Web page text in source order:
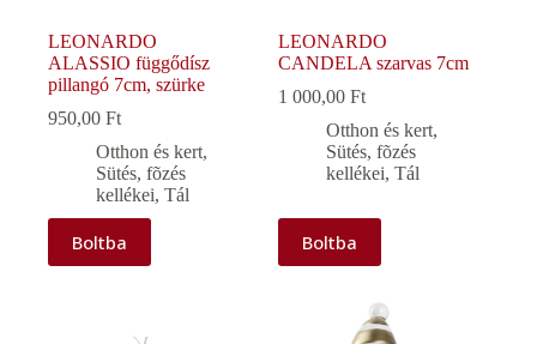
LEONARDO
ALASSIO függődísz
pillangó 7cm, szürke
950,00 Ft
Otthon és kert,
Sütés, fõzés
kellékei, Tál
Boltba
LEONARDO
CANDELA szarvas 7cm
1 000,00Ft
Otthon és kert,
Sütés, fõzés
kellékei,Tál
Boltba